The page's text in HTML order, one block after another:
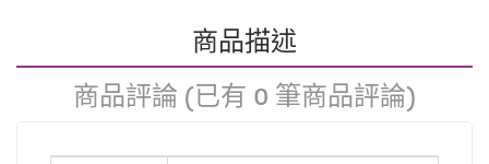
商品描述
商品評論 (已有 0 筆商品評論)